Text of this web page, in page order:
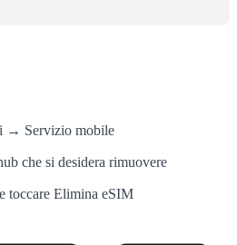
→ Servizio mobile
che si desidera rimuovere
toccare Elimina eSIM